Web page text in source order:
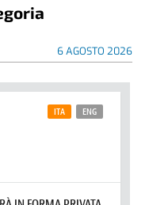
6 AGOSTO 2026